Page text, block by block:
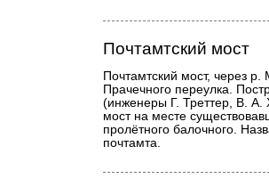
Почтамтский мост
Почтамтский мост, через р.
Прачечного переулка.
(инженеры Г. Треттер, В. А.
мост на месте
пролётного балочного.
почтамта.